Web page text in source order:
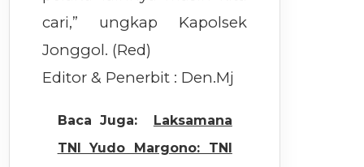
cari,” ungkap Kapolsek
Jonggol. (Red)
Editor & Penerbit : Den.Mj
Baca Juga:
Laksamana
TNI Yudo Margono: TNI